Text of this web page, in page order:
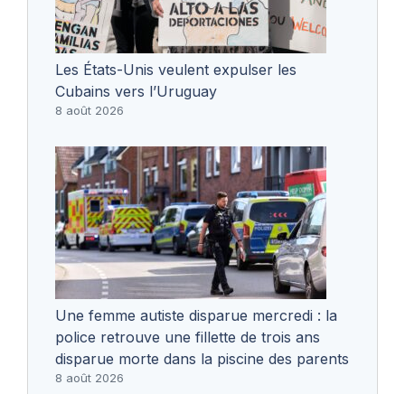
Les États-Unis veulent expulser les
Cubains vers l’Uruguay
8 août 2026
Une femme autiste disparue mercredi : la
police retrouve une fillette de trois ans
disparue morte dans la piscine des parents
8 août 2026